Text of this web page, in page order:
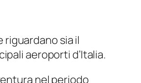
sia il
aeroporti d’Italia.
nel periodo